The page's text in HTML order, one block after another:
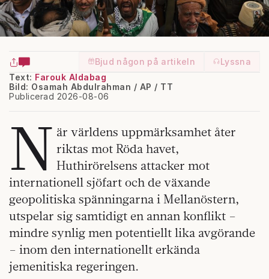
Bjud någon på artikeln
Lyssna
Text: Farouk Aldabag
Publicerad 2026-08-06
Bild: Osamah Abdulrahman / AP / TT
N är världens uppmärksamhet åter
riktas mot Röda havet,
Huthirörelsens attacker mot
internationell sjöfart och de växande
geopolitiska spänningarna i Mellanöstern,
utspelar sig samtidigt en annan konflikt –
mindre synlig men potentiellt lika avgörande
– inom den internationellt erkända
jemenitiska regeringen.